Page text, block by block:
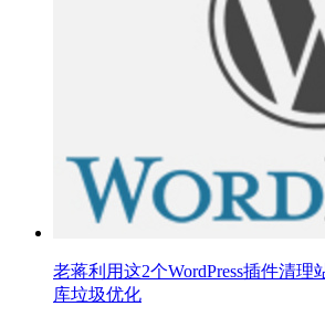
老蒋利用这2个WordPress插件清
库垃圾优化